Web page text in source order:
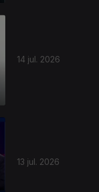
14 jul. 2026
13 jul. 2026